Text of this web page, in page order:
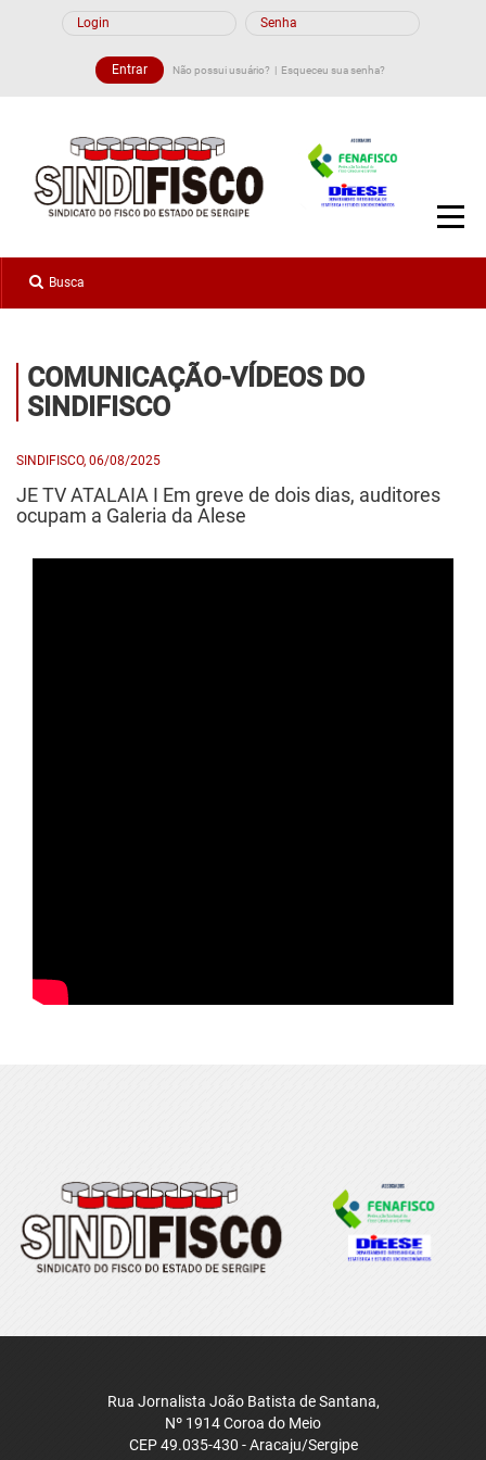
Não possui usuário? Esqueceu sua senha?
COMUNICAÇÃO-VÍDEOS DO
SINDIFISCO
SINDIFISCO, 06/08/2025
JE TV ATALAIA I Em greve de dois dias, auditores
ocupam a Galeria da Alese
Rua Jornalista João Batista de Santana,
Nº 1914 Coroa do Meio
CEP 49.035-430 - Aracaju/Sergipe